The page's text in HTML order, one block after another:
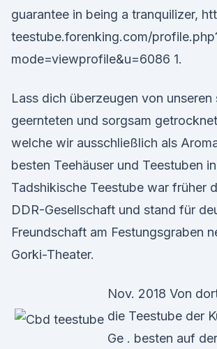
guarantee in being a tranquilizer,
teestube.forenking.com/
mode=viewprofile&u=6086 1.
Lass dich überzeugen von unseren
geernteten und sorgsam
welche wir ausschließlich als
besten Teehäuser und Teestuben
Tadshikische Teestube war früher
DDR-Gesellschaft und stand für
Freundschaft am Festungsgraben
Gorki-Theater.
Nov. 2018 Von
die Teestube der
Ge . besten auf